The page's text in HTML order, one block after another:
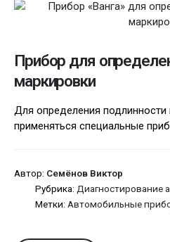
Прибор для
маркировки
Для определения подлинности
применяться специальные
Автор: Семёнов Виктор
Рубрика: Диагностирование
Метки: Автомобильные